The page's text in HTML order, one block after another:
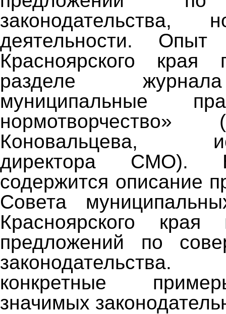
законодательства,
деятельности.
Красноярского края
разделе
муниципальные
Коновальцева,
директора СМО).
содержится описание
Совета
Красноярского края
предложений по
конкретные
значимых